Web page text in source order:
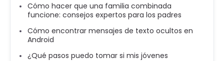
Cómo hacer que una familia combinada
funcione: consejos expertos para los padres
Cómo encontrar mensajes de texto ocultos en
Android
¿Qué pasos puedo tomar si mis jóvenes